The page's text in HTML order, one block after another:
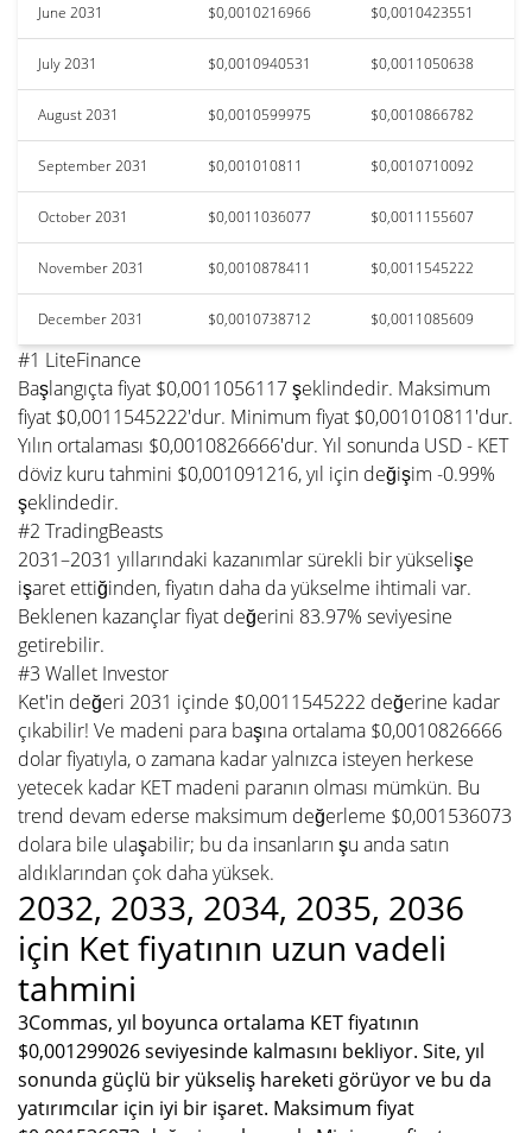
June 2031 $0,0010216966 $0,0010423551
July 2031 $0,0010940531 $0,0011050638
August 2031 $0,0010599975 $0,0010866782
September 2031 $0,001010811 $0,0010710092
October 2031 $0,0011036077 $0,0011155607
November 2031 $0,0010878411 $0,0011545222
December 2031 $0,0010738712 $0,0011085609
#1 LiteFinance
Başlangıçta fiyat $0,0011056117 şeklindedir. Maksimum
fiyat $0,0011545222'dur. Minimum fiyat $0,001010811'dur.
Yılın ortalaması $0,0010826666'dur. Yıl sonunda USD - KET
döviz kuru tahmini $0,001091216, yıl için değişim -0.99%
şeklindedir.
#2 TradingBeasts
2031–2031 yıllarındaki kazanımlar sürekli bir yükselişe
işaret ettiğinden, fiyatın daha da yükselme ihtimali var.
Beklenen kazançlar fiyat değerini 83.97% seviyesine
getirebilir.
#3 Wallet Investor
Ket'in değeri 2031 içinde $0,0011545222 değerine kadar
çıkabilir! Ve madeni para başına ortalama $0,0010826666
dolar fiyatıyla, o zamana kadar yalnızca isteyen herkese
yetecek kadar KET madeni paranın olması mümkün. Bu
trend devam ederse maksimum değerleme $0,001536073
dolara bile ulaşabilir; bu da insanların şu anda satın
aldıklarından çok daha yüksek.
2032, 2033, 2034, 2035, 2036
için Ket fiyatının uzun vadeli
tahmini
3Commas, yıl boyunca ortalama KET fiyatının
$0,001299026 seviyesinde kalmasını bekliyor. Site, yıl
sonunda güçlü bir yükseliş hareketi görüyor ve bu da
yatırımcılar için iyi bir işaret. Maksimum fiyat